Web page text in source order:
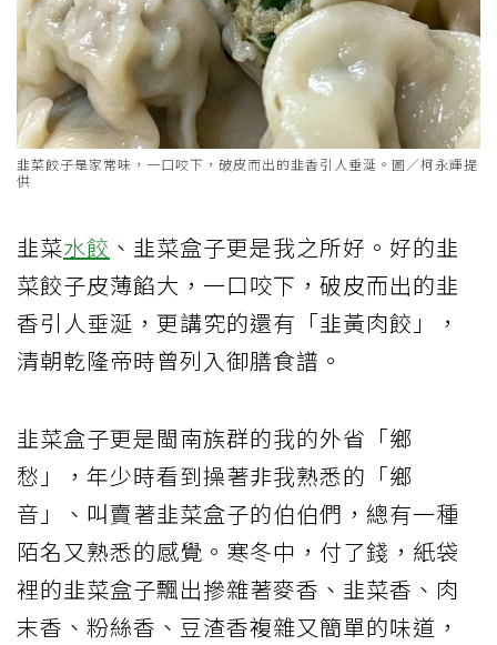
韭菜餃子是家常味，一口咬下，破皮而出的韭香引人垂涎。圖／柯永輝提
供
韭菜水餃 、韭菜盒子更是我之所好。好的韭
菜餃子皮薄餡大，一口咬下，破皮而出的韭
香引人垂涎，更講究的還有「韭黃肉餃」，
清朝乾隆帝時曾列入御膳食譜。
韭菜盒子更是閩南族群的我的外省「鄉
愁」，年少時看到操著非我熟悉的「鄉
音」、叫賣著韭菜盒子的伯伯們，總有一種
陌名又熟悉的感覺。寒冬中，付了錢，紙袋
裡的韭菜盒子飄出摻雜著麥香、韭菜香、肉
末香、粉絲香、豆渣香複雜又簡單的味道，